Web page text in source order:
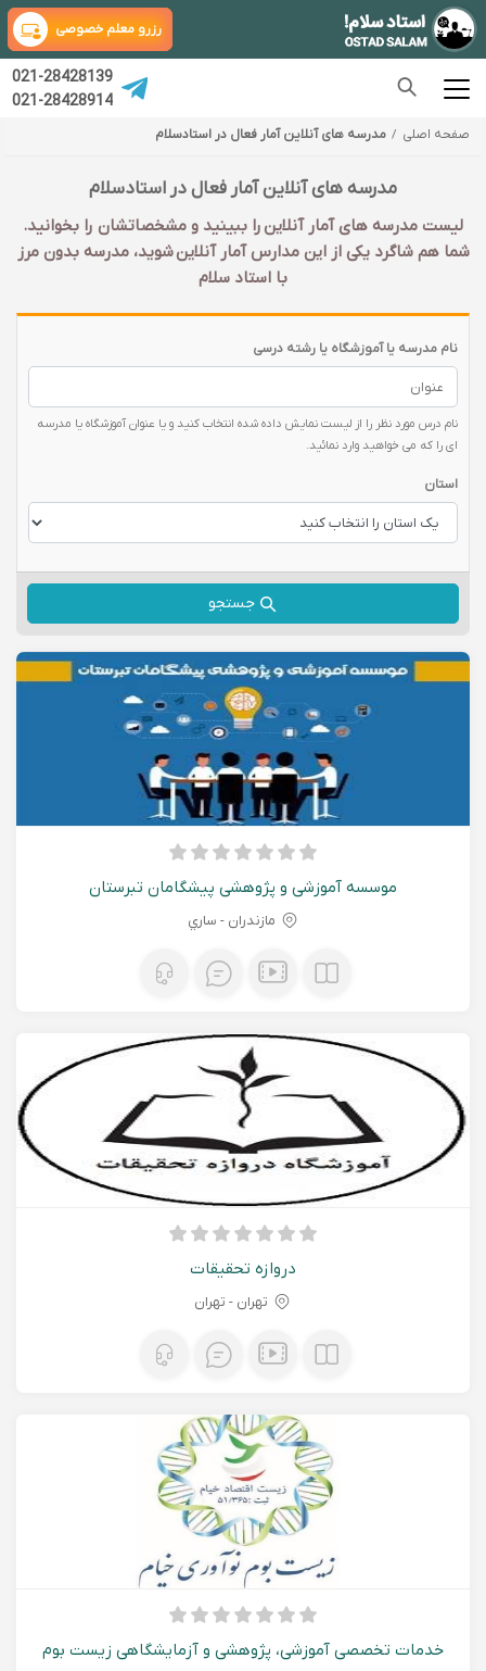
رزرو معلم خصوصی
021-28428139
021-28428914
صفحه اصلی مدرسه های آنلاین آمار فعال در استادسلام
مدرسه های آنلاین آمار فعال در استادسلام
لیست مدرسه های آمار آنلاین را ببینید و مشخصاتشان را بخوانید.
شما هم شاگرد یکی از این مدارس آمار آنلاین شوید، مدرسه بدون مرز
با استاد سلام
نام مدرسه یا آموزشگاه یا رشته درسی
نام درس مورد نظر را از لیست نمایش داده شده انتخاب کنید و یا عنوان آموزشگاه یا مدرسه
ای را که می خواهید وارد نمائید.
استان
جستجو
موسسه آموزشی و پژوهشی پیشگامان تبرستان
مازندران - ساري
دروازه تحقیقات
تهران - تهران
خدمات تخصصی آموزشی، پژوهشی و آزمایشگاهی زیست بوم